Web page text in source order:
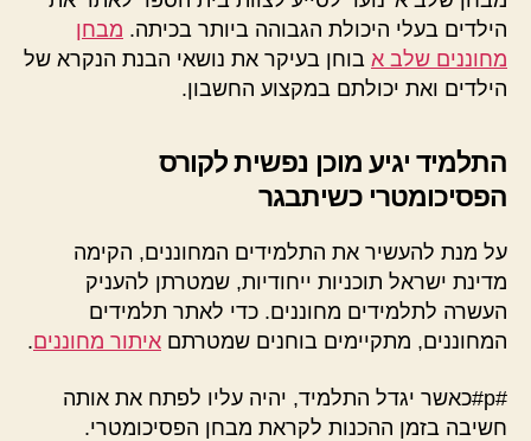
הילדים בעלי היכולת הגבוהה ביותר בכיתה. מבחן
מחוננים שלב א בוחן בעיקר את נושאי הבנת הנקרא של
הילדים ואת יכולתם במקצוע החשבון.
התלמיד יגיע מוכן נפשית לקורס
הפסיכומטרי כשיתבגר
על מנת להעשיר את התלמידים המחוננים, הקימה
מדינת ישראל תוכניות ייחודיות, שמטרתן להעניק
העשרה לתלמידים מחוננים. כדי לאתר תלמידים
המחוננים, מתקיימים בוחנים שמטרתם איתור מחוננים.
#p#כאשר יגדל התלמיד, יהיה עליו לפתח את אותה
חשיבה בזמן ההכנות לקראת מבחן הפסיכומטרי.